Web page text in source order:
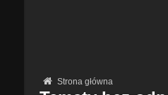
Strona główna